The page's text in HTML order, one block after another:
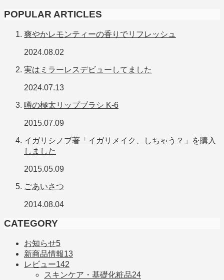
POPULAR ARTICLES
爽やかレモンティーの香りでリフレッシュ
2024.08.02
実はミラーレスデビューしてました
2024.07.13
噂の極太リップブラシ K-6
2015.07.09
イガリシノブ著「イガリメイク、しちゃう？」を購入
しました
2015.05.09
ごあいさつ
2014.08.04
CATEGORY
お知らせ5
新商品情報13
レビュー142
スキンケア・基礎化粧品24